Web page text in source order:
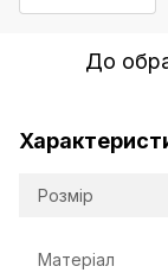
До
Розмір
Матеріал